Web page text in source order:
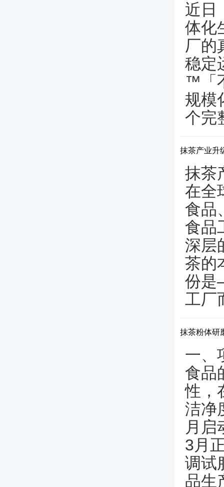
近日
体化
厂的
稳定
™「
规模
个完
抹茶产业升
抹茶
在全
食品
食品
深层
茶的
份是
工厂
抹茶粉体研
一、
食品
性，
洁净
月启
3月
调试
品生